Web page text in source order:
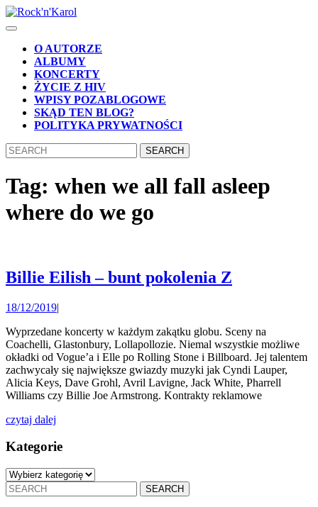
Skip
to
Skip
content
Open
ButtonO AUTORZE
ALBUMY
KONCERTY
ŻYCIE Z HIV
WPISY POZABLOGOWE
SKĄD TEN BLOG?
POLITYKA PRYWATNOŚCI
CLOSE
BUTTON
Search
for:
Tag: when we all fall asleep
where do we go
Billie Eilish – bunt pokolenia Z
bunt
pokolenia
Z
18/12/201918/12/2019
|
Wyprzedane koncerty w każdym zakątku globu. Sceny na
Coachelli, Glastonbury, Lollapollozie. Niemal wszystkie możliwe
okładki od Vogue’a i Elle po Rolling Stone i Billboard. Jej talentem
zachwycały się największe gwiazdy muzyki jak Cyndi Lauper,
Alicia Keys, Dave Grohl, Avril Lavigne, Jack White, Pharrell
Williams czy Billie Joe Armstrong. Kontrakty reklamowe
czytaj dalej
Kategorie
Kategorie
Search
for: